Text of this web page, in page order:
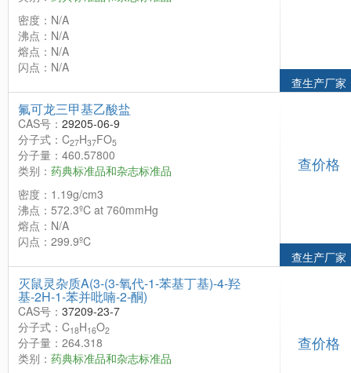
密度：N/A
沸点：N/A
熔点：N/A
闪点：N/A
查生产厂家
氟可龙三甲基乙酸盐
CAS号： 29205-06-9
分子式：C27H37FO5
分子量：460.57800
类别： 药典标准品和杂志标准品
密度：1.19g/cm3
沸点：572.3ºC at 760mmHg
熔点：N/A
闪点：299.9ºC
查价格
查生产厂家
灭鼠灵杂质A(3-(3-氧代-1-苯基丁基)-4-羟
基-2H-1-苯并吡喃-2-酮)
CAS号： 37209-23-7
分子式：C18H16O2
分子量：264.318
类别： 药典标准品和杂志标准品
查价格